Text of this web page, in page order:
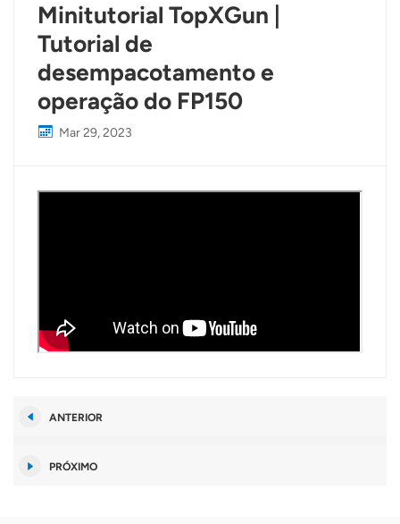
Türkçe
Tiếng Việt
Minitutorial TopXGun |
Tutorial de
desempacotamento e
operação do FP150
Mar 29, 2023
ANTERIOR
PRÓXIMO